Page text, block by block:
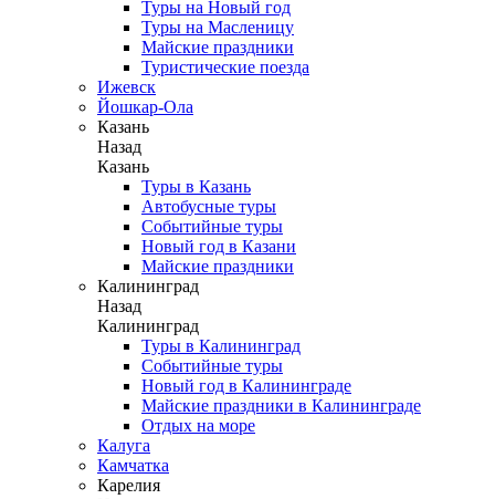
Туры на Новый год
Туры на Масленицу
Майские праздники
Туристические поезда
Ижевск
Йошкар-Ола
Казань
Назад
Казань
Туры в Казань
Автобусные туры
Событийные туры
Новый год в Казани
Майские праздники
Калининград
Назад
Калининград
Туры в Калининград
Событийные туры
Новый год в Калининграде
Майские праздники в Калининграде
Отдых на море
Калуга
Камчатка
Карелия